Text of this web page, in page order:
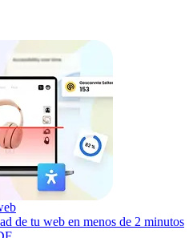
de tu web en menos de 2 minutos